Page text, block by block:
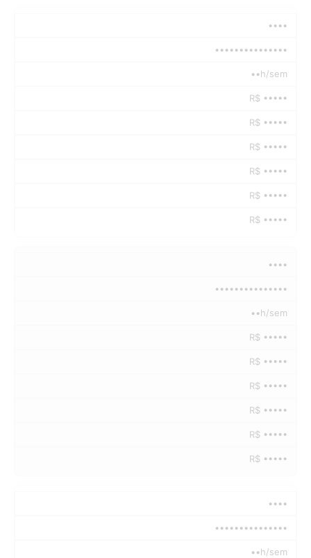
••••
•••••••••••••••
••h/sem
R$ •••••
R$ •••••
R$ •••••
R$ •••••
R$ •••••
R$ •••••
••••
•••••••••••••••
••h/sem
R$ •••••
R$ •••••
R$ •••••
R$ •••••
R$ •••••
R$ •••••
••••
•••••••••••••••
••h/sem